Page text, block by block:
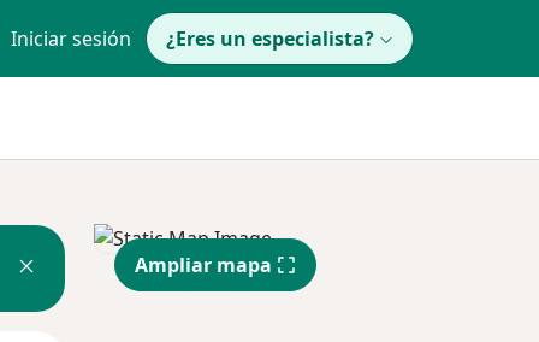
Iniciar sesión ¿Eres un especialista?
Ampliar mapa